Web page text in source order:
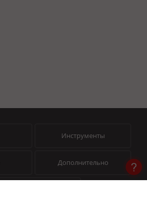
Инструменты
Дополнительно